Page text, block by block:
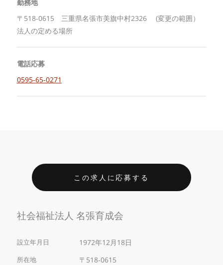
勤務地
〒518-0615 三重県名張市美旗中村2326 (変更の範囲）
法人の定める場所
電話応募
0595-65-0271
この求人に応募する
社会福祉法人 名張育成会
設立年月日 1972年12月18日
所在地
〒518-0615